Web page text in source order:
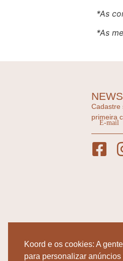
*As
*As
Cadastre
primeira
RUA:
JARDIM
SEG-
Koord e os cookies: A
para personalizar